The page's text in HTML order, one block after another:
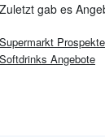
Zuletzt gab es
Supermarkt Prospekte
Softdrinks Angebote